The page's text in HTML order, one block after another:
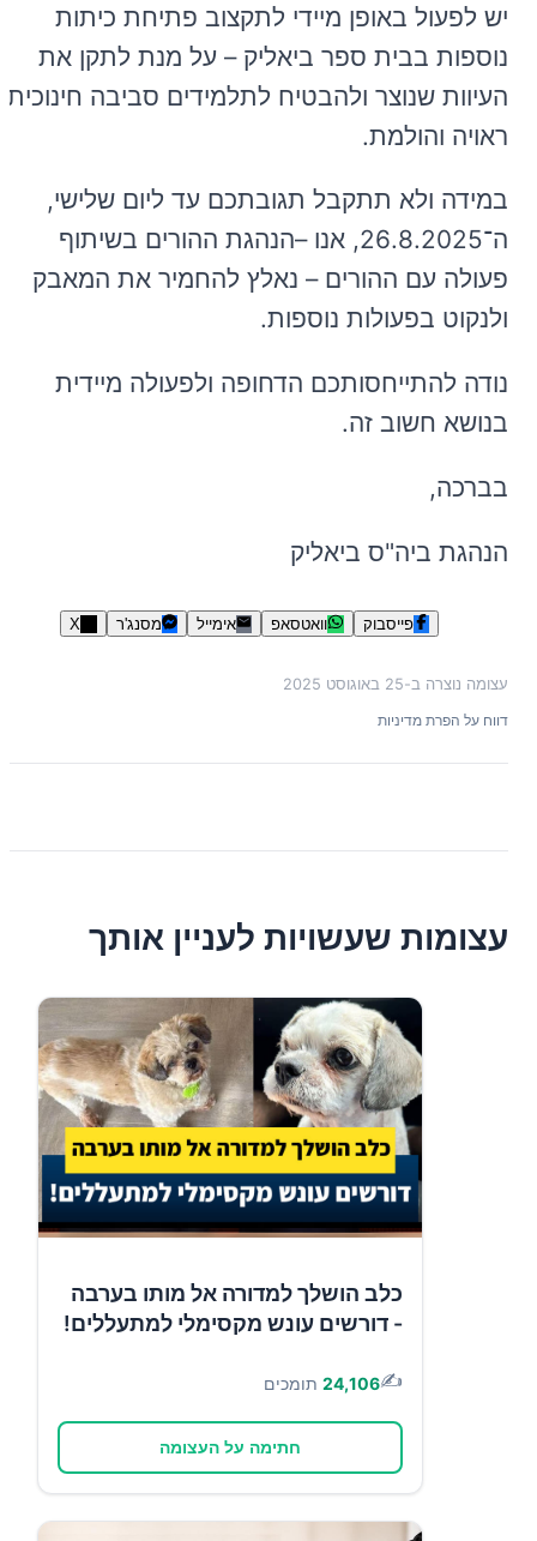
יש לפעול באופן מיידי לתקצוב פתיחת כיתות
נוספות בבית ספר ביאליק – על מנת לתקן את
העיוות שנוצר ולהבטיח לתלמידים סביבה חינוכית
ראויה והולמת.
במידה ולא תתקבל תגובתכם עד ליום שלישי,
ה־26.8.2025, אנו –הנהגת ההורים בשיתוף
פעולה עם ההורים – נאלץ להחמיר את המאבק
ולנקוט בפעולות נוספות.
נודה להתייחסותכם הדחופה ולפעולה מיידית
בנושא חשוב זה.
בברכה,
הנהגת ביה"ס ביאליק
פייסבוק וואטסאפ אימייל מסנג'ר X
עצומה נוצרה ב-25 באוגוסט 2025
דווח על הפרת מדיניות
עצומות שעשויות לעניין אותך
כלב הושלך למדורה אל מותו בערבה
- דורשים עונש מקסימלי למתעללים!
✍️
24,106 תומכים
חתימה על העצומה